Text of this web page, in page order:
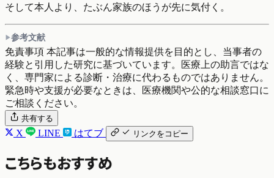
そして本人より、たぶん家族のほうが先に気付く。
参考文献
免責事項 本記事は一般的な情報提供を目的とし、当事者の
経験と引用した研究に基づいています。医療上の助言ではな
く、専門家による診断・治療に代わるものではありません。
緊急時や支援が必要なときは、医療機関や公的な相談窓口に
ご相談ください。
共有する
X LINE はてブ リンクをコピー
こちらもおすすめ